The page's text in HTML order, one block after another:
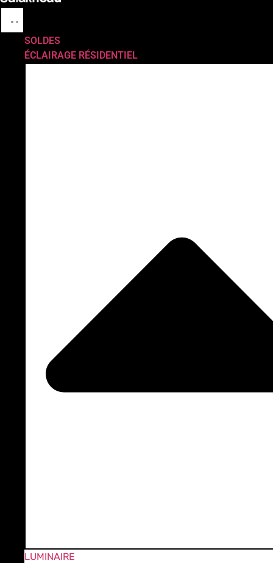
SOLDES
ÉCLAIRAGE RÉSIDENTIEL
LUMINAIRE